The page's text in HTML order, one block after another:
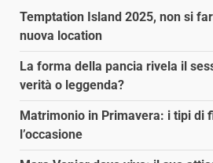
Temptation Island 2025, non si
nuova location
La forma della pancia rivela il
verità o leggenda?
Matrimonio in Primavera: i tipi di
l’occasione